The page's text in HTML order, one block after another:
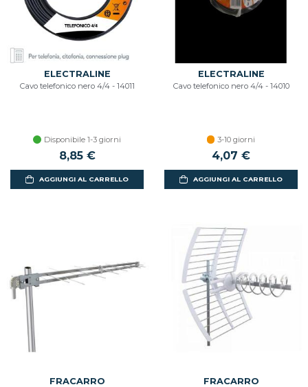
ELECTRALINE
Cavo telefonico nero 4/4 - 14011
Disponibile 1-3 giorni
8,85 €
AGGIUNGI AL CARRELLO
ELECTRALINE
Cavo telefonico nero 4/4 - 14010
3-10 giorni
4,07 €
AGGIUNGI AL CARRELLO
FRACARRO FRACARRO